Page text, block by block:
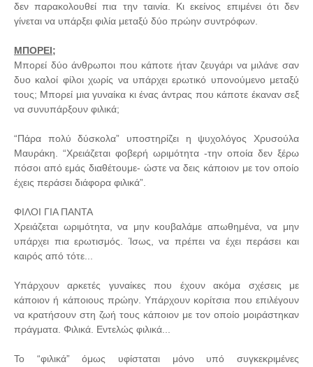
δεν παρακολουθεί πια την ταινία. Κι εκείνος επιμένει ότι δεν
γίνεται να υπάρξει φιλία μεταξύ δύο πρώην συντρόφων.
ΜΠΟΡΕΙ;
Μπορεί δύο άνθρωποι που κάποτε ήταν ζευγάρι να μιλάνε σαν
δυο καλοί φίλοι χωρίς να υπάρχει ερωτικό υπονούμενο μεταξύ
τους; Μπορεί μια γυναίκα κι ένας άντρας που κάποτε έκαναν σεξ
να συνυπάρξουν φιλικά;
“Πάρα πολύ δύσκολα” υποστηρίζει η ψυχολόγος Χρυσούλα
Μαυράκη. “Χρειάζεται φοβερή ωριμότητα -την οποία δεν ξέρω
πόσοι από εμάς διαθέτουμε- ώστε να δεις κάποιον με τον οποίο
έχεις περάσει διάφορα φιλικά”.
ΦΙΛΟΙ ΓΙΑ ΠΑΝΤΑ
Χρειάζεται ωριμότητα, να μην κουβαλάμε απωθημένα, να μην
υπάρχει πια ερωτισμός. Ίσως, να πρέπει να έχει περάσει και
καιρός από τότε...
Υπάρχουν αρκετές γυναίκες που έχουν ακόμα σχέσεις με
κάποιον ή κάποιους πρώην. Υπάρχουν κορίτσια που επιλέγουν
να κρατήσουν στη ζωή τους κάποιον με τον οποίο μοιράστηκαν
πράγματα. Φιλικά. Εντελώς φιλικά...
Το “φιλικά” όμως υφίσταται μόνο υπό συγκεκριμένες